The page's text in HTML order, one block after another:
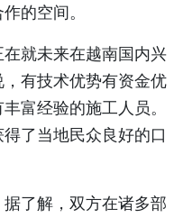
的空间。
就未来在越南国内兴
有技术优势有资金优
富经验的施工人员。
了当地民众良好的口
了解，双方在诸多部